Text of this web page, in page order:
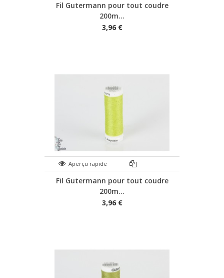
Fil Gutermann pour tout coudre
200m...
3,96 €
Aperçu rapide
Fil Gutermann pour tout coudre
200m...
3,96 €